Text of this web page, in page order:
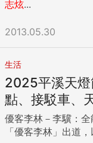
志炫...
2013.05.30
生活
2025平溪天燈
點、接駁車、
優客李林－李驥：
「優客李林」出道